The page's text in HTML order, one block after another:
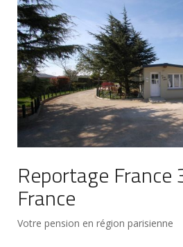
Reportage France
France
Votre pension en région parisienne